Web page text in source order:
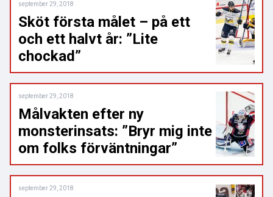
september 29, 2018
Sköt första målet – på ett
och ett halvt år: ”Lite
chockad”
september 29, 2018
Målvakten efter ny
monsterinsats: ”Bryr mig inte
om folks förväntningar”
september 29, 2018